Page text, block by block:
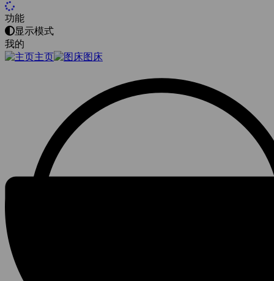
功能
显示模式
我的
主页
图床